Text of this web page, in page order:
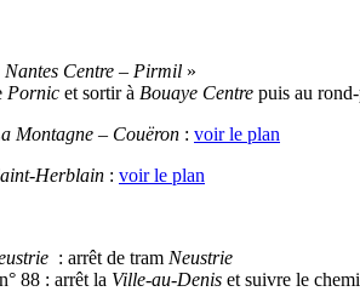
Nantes Centre – Pirmil »
Pornic et sortir à Bouaye Centre puis au
Montagne – Couëron : voir le plan
Herblain : voir le plan
: arrêt de tram Neustrie
88 : arrêt la Ville-au-Denis et suivre le